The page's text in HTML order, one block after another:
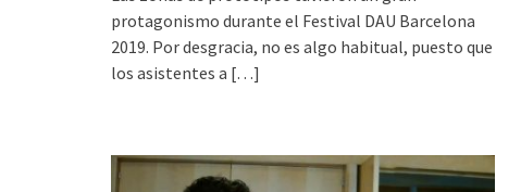
protagonismo durante el Festival DAU Barcelona
2019. Por desgracia, no es algo habitual, puesto que
los asistentes a […]